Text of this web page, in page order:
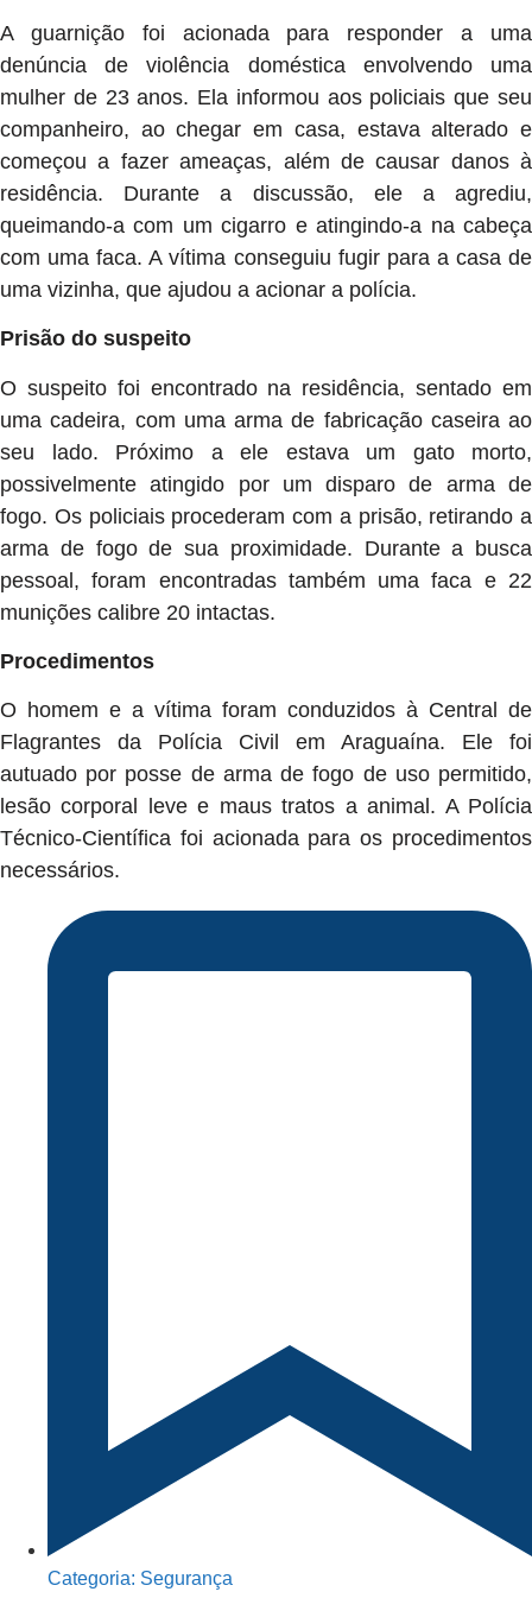
A guarnição foi acionada para responder a uma
denúncia de violência doméstica envolvendo uma
mulher de 23 anos. Ela informou aos policiais que seu
companheiro, ao chegar em casa, estava alterado e
começou a fazer ameaças, além de causar danos à
residência. Durante a discussão, ele a agrediu,
queimando-a com um cigarro e atingindo-a na cabeça
com uma faca. A vítima conseguiu fugir para a casa de
uma vizinha, que ajudou a acionar a polícia.
Prisão do suspeito
O suspeito foi encontrado na residência, sentado em
uma cadeira, com uma arma de fabricação caseira ao
seu lado. Próximo a ele estava um gato morto,
possivelmente atingido por um disparo de arma de
fogo. Os policiais procederam com a prisão, retirando a
arma de fogo de sua proximidade. Durante a busca
pessoal, foram encontradas também uma faca e 22
munições calibre 20 intactas.
Procedimentos
O homem e a vítima foram conduzidos à Central de
Flagrantes da Polícia Civil em Araguaína. Ele foi
autuado por posse de arma de fogo de uso permitido,
lesão corporal leve e maus tratos a animal. A Polícia
Técnico-Científica foi acionada para os procedimentos
necessários.
Categoria: Segurança